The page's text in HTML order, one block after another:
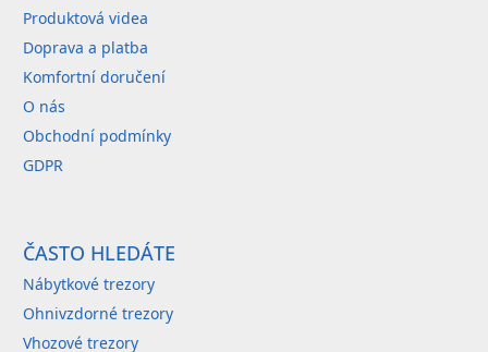
Produktová videa
Doprava a platba
Komfortní doručení
O nás
Obchodní podmínky
GDPR
ČASTO HLEDÁTE
Nábytkové trezory
Ohnivzdorné trezory
Vhozové trezory